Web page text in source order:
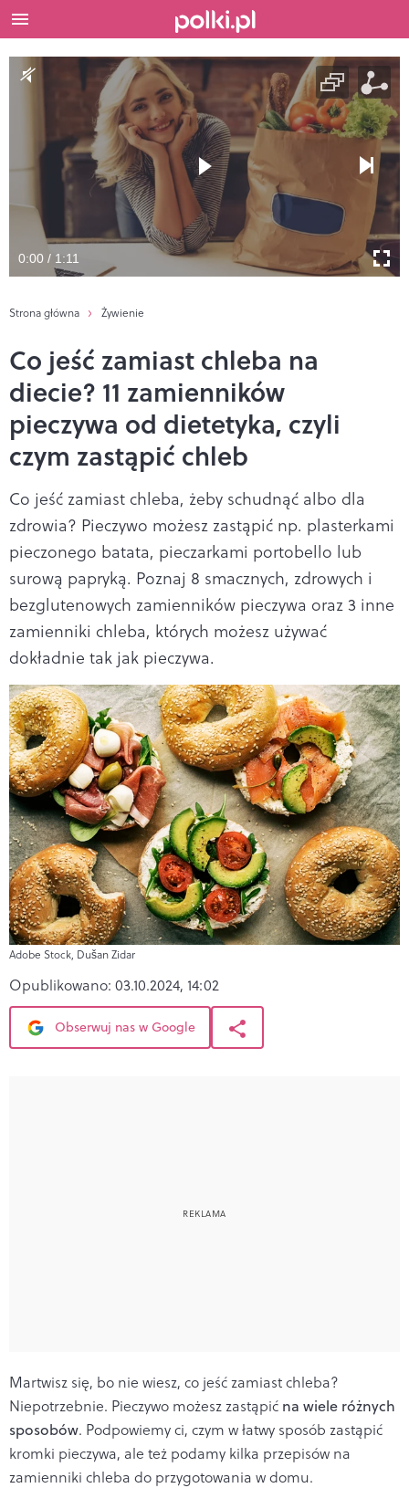
0:00 / 1:11
Strona główna Żywienie
Co jeść zamiast chleba na
diecie? 11 zamienników
pieczywa od dietetyka, czyli
czym zastąpić chleb
Co jeść zamiast chleba, żeby schudnąć albo dla
zdrowia? Pieczywo możesz zastąpić np. plasterkami
pieczonego batata, pieczarkami portobello lub
surową papryką. Poznaj 8 smacznych, zdrowych i
bezglutenowych zamienników pieczywa oraz 3 inne
zamienniki chleba, których możesz używać
dokładnie tak jak pieczywa.
Adobe Stock, Dušan Zidar
Opublikowano: 03.10.2024, 14:02
Obserwuj nas w Google
Martwisz się, bo nie wiesz, co jeść zamiast chleba?
Niepotrzebnie. Pieczywo możesz zastąpić na wiele różnych
sposobów. Podpowiemy ci, czym w łatwy sposób zastąpić
kromki pieczywa, ale też podamy kilka przepisów na
zamienniki chleba do przygotowania w domu.